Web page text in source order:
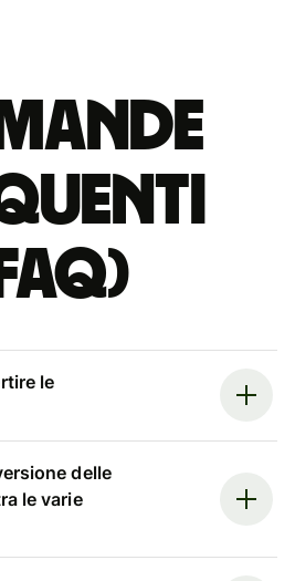
le
delle
le varie